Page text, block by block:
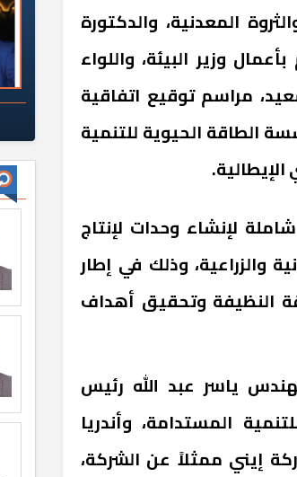
المعدنية، والدكتورة
وزير البيئة، واللواء
مراسم توقيع اتفاقية
الطاقة الحيوية للتنمية
لإنشاء وحدات لإنتاج
والزراعية، وذلك في إطار
النظيفة وتحقيق أهداف
ياسر عبد الله رئيس
المستدامة، وأندريا
إيني ممثلاً عن الشركة،